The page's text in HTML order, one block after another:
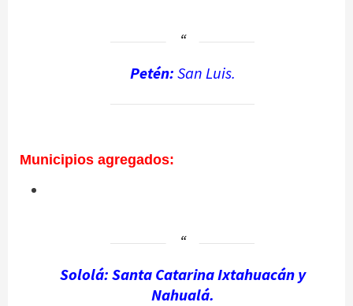
Petén:San Luis.
Municipios agregados:
Sololá: Santa Catarina Ixtahuacán y
Nahualá.